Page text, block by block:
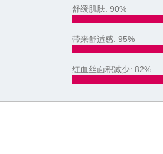
舒缓肌肤: 90%
带来舒适感: 95%
红血丝面积减少: 82%